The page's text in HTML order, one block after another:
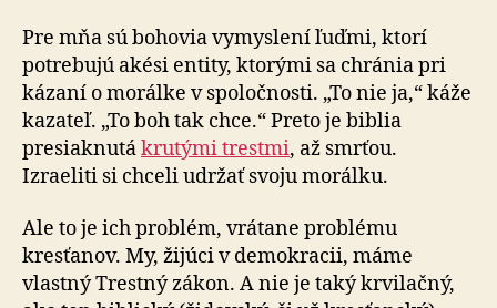
Pre mňa sú bohovia vymyslení ľuďmi, ktorí
potrebujú akési entity, ktorými sa chránia pri
kázaní o morálke v spoločnosti. „To nie ja,“ káže
kazateľ. „To boh tak chce.“ Preto je biblia
presiaknutákrutými trestmi, až smrťou.
Izraeliti si chceli udržať svoju morálku.
Ale to je ich problém, vrátane problému
kresťanov. My, žijúci v demokracii, máme
vlastný Trestný zákon. A nie je taký krvilačný,